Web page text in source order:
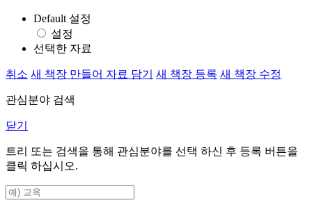
Default 설정
설정
선택한 자료
취소 새 책장 만들어 자료 담기 새 책장 등록 새 책장 수정
관심분야 검색
닫기
트리 또는 검색을 통해 관심분야를 선택 하신 후 등록 버튼을
클릭 하십시오.